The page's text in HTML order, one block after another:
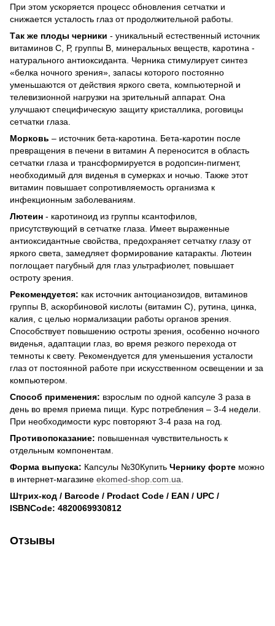
При этом ускоряется процесс обновления сетчатки и
снижается усталость глаз от продолжительной работы.
Так же плоды черники - уникальный естественный источник
витаминов С, Р, группы В, минеральных веществ, каротина -
натурального антиоксиданта. Черника стимулирует синтез
«белка ночного зрения», запасы которого постоянно
уменьшаются от действия яркого света, компьютерной и
телевизионной нагрузки на зрительный аппарат. Она
улучшают специфическую защиту кристаллика, роговицы
сетчатки глаза.
Морковь – источник бета-каротина. Бета-каротин после
превращения в печени в витамин А переносится в область
сетчатки глаза и трансформируется в родопсин-пигмент,
необходимый для виденья в сумерках и ночью. Также этот
витамин повышает сопротивляемость организма к
инфекционным заболеваниям.
Лютеин - каротиноид из группы ксантофилов,
присутствующий в сетчатке глаза. Имеет выраженные
антиоксидантные свойства, предохраняет сетчатку глазу от
яркого света, замедляет формирование катаракты. Лютеин
поглощает пагубный для глаз ультрафиолет, повышает
остроту зрения.
Рекомендуется: как источник антоцианозидов, витаминов
группы В, аскорбиновой кислоты (витамин С), рутина, цинка,
калия, с целью нормализации работы органов зрения.
Способствует повышению остроты зрения, особенно ночного
виденья, адаптации глаз, во время резкого перехода от
темноты к свету. Рекомендуется для уменьшения усталости
глаз от постоянной работе при искусственном освещении и за
компьютером.
Способ применения: взрослым по одной капсуле 3 раза в
день во время приема пищи. Курс потребления – 3-4 недели.
При необходимости курс повторяют 3-4 раза на год.
Противопоказание: повышенная чувствительность к
отдельным компонентам.
Форма выпуска: Капсулы №30Купить Чернику форте можно
в интернет-магазине ekomed-shop.com.ua
Штрих-код / Barcode / Prodact Code / EAN / UPC /
ISBNCode: 4820069930812
Отзывы